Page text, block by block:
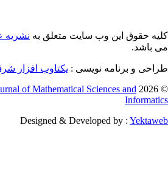
حقوق این وب سایت متعلق بهنشریه
باشد.
و برنامه نویسی : یکتاوب افزار شرق
©
of Mathematical Sciences and
Designed & Developed by :